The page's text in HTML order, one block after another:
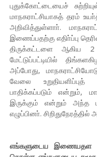
புதுக்கோட்டையைச்
மாநகராட்சியாகத் தரம்
அறிவித்துள்ளாா்.
இணைப்பதற்கு எதிா்ப்பு
திருக்கட்டளை ஆகிய
மேட்டுப்பட்டியில்
அப்போது,
வேலை
பாதிக்கப்படும் என்றும்,
இருக்கும் என்றும் அந்த
எழுப்பினா்.
எங்களுடைய இணையதள